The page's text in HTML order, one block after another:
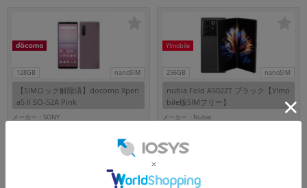
128GB nanoSIM
【SIMロック解除済】docomo Xperi
a5 II SO-52A Pink
メーカー：SONY
17,800
(税込)
256GB nanoSIM
Y!mobile
nubia Fold A502ZT ブラック【Y!mo
bile版SIMフリー】
メーカー：Nubia
在庫数：3